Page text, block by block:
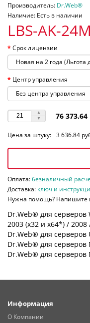
Производитель: Dr.Web®
Наличие: Есть в наличии
LBS-AK-
Срок лицензии
Центр управления
76 373.64
Цена за штуку: 3 636.84
Оплата:безналичный
Доставка: ключ и
Нужна помощь? Напишите
Dr.Web® для
2003 (х32 и х64*) / 2008
Dr.Web® для серверов
Dr.Web® для серверов
Dr.Web® для серверов
Информация
О Компании